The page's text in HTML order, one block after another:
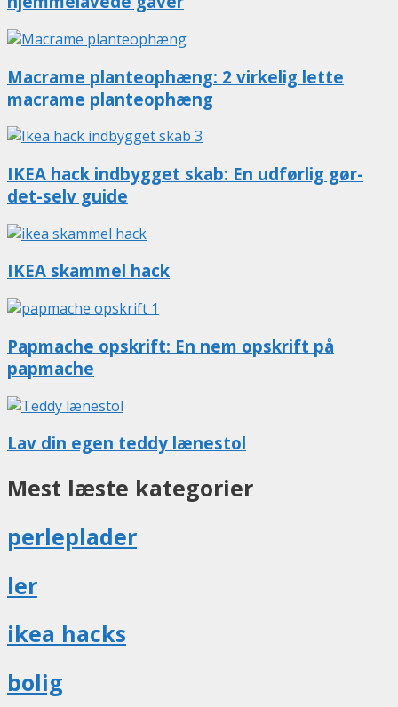
Macrame planteophæng: 2 virkelig lette
macrame planteophæng
IKEA hack indbygget skab: En udførlig gør-
det-selv guide
IKEA skammel hack
Papmache opskrift: En nem opskrift på
papmache
Lav din egen teddy lænestol
Mest læste kategorier
perleplader
ler
ikea hacks
bolig